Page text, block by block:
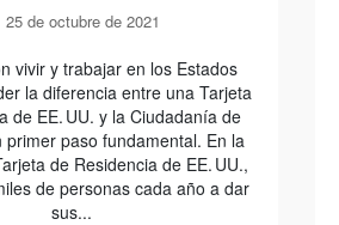
25 de octubre de 2021
vivir y trabajar en los Estados
la diferencia entre una Tarjeta
de EE. UU. y la Ciudadanía de
primer paso fundamental. En la
de Residencia de EE. UU.,
de personas cada año a dar
sus...